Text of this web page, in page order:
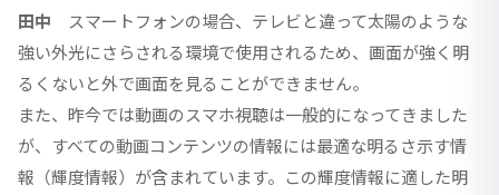
田中 スマートフォンの場合、テレビと違って太陽のような
強い外光にさらされる環境で使用されるため、画面が強く明
るくないと外で画面を見ることができません。
また、昨今では動画のスマホ視聴は一般的になってきました
が、すべての動画コンテンツの情報には最適な明るさ示す情
報（輝度情報）が含まれています。この輝度情報に適した明